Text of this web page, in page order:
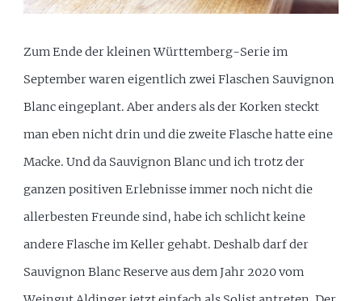
Zum Ende der kleinen Württemberg-Serie im
September waren eigentlich zwei Flaschen Sauvignon
Blanc eingeplant. Aber anders als der Korken steckt
man eben nicht drin und die zweite Flasche hatte eine
Macke. Und da Sauvignon Blanc und ich trotz der
ganzen positiven Erlebnisse immer noch nicht die
allerbesten Freunde sind, habe ich schlicht keine
andere Flasche im Keller gehabt. Deshalb darf der
Sauvignon Blanc Reserve aus dem Jahr 2020 vom